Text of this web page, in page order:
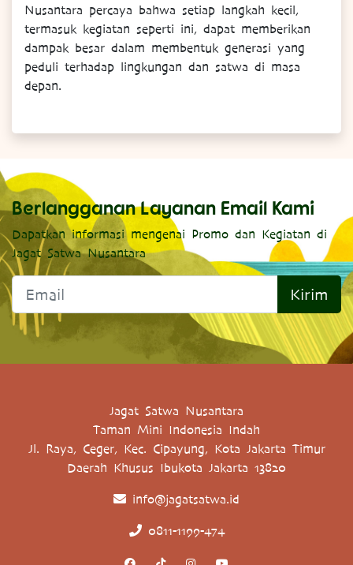
Nusantara percaya bahwa setiap langkah kecil,
termasuk kegiatan seperti ini, dapat memberikan
dampak besar dalam membentuk generasi yang
peduli terhadap lingkungan dan satwa di masa
depan.
Berlangganan Layanan Email Kami
Dapatkan informasi mengenai Promo dan Kegiatan di
Jagat Satwa Nusantara
Kirim
Jagat Satwa Nusantara
Taman Mini Indonesia Indah
Jl. Raya, Ceger, Kec. Cipayung, Kota Jakarta Timur
Daerah Khusus Ibukota Jakarta 13820
info@jagatsatwa.id
0811-1199-474